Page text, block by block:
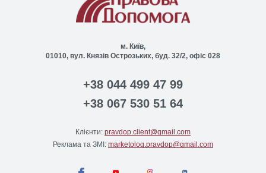
м. Київ,
01010, вул. Князів Острозьких, буд. 32/2, офіс 028
+38 044 499 47 99
+38 067 530 51 64
Клієнти: pravdop.client@gmail.com
Реклама та ЗМІ: marketolog.pravdop@gmail.com